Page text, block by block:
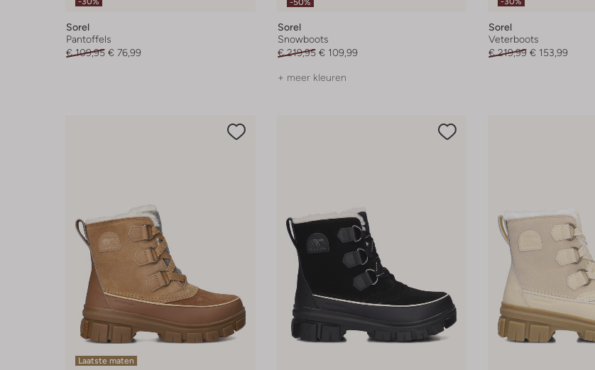
Sorel
Pantoffels
€ 109,95 € 76,99
-50%
Sorel
Snowboots
€ 219,95 € 109,99
+ meer kleuren
Sorel
Veterboots
€ 219,99 € 153,99
Laatste maten